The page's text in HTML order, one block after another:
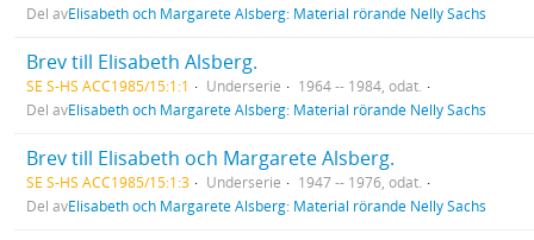
Del avElisabeth och Margarete Alsberg: Material rörande Nelly Sachs
Brev till Elisabeth Alsberg.
SE S-HS ACC1985/15:1:1 Underserie
1964 -- 1984, odat.
Del avElisabeth och Margarete Alsberg: Material rörande Nelly Sachs
Brev till Elisabeth och Margarete Alsberg.
SE S-HS ACC1985/15:1:3 Underserie
1947 -- 1976, odat.
Del avElisabeth och Margarete Alsberg: Material rörande Nelly Sachs